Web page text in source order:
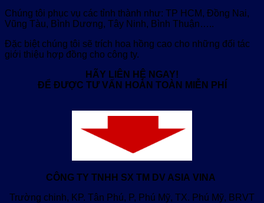
Chúng tôi phục vụ các tỉnh thành như: TP HCM, Đồng Nai,
Vũng Tàu, Bình Dương, Tây Ninh, Bình Thuận…..
Đặc biệt chúng tôi sẽ trích hoa hồng cao cho những đối tác
giới thiệu hợp đồng cho công ty.
HÃY LIÊN HỆ NGAY!
ĐỂ ĐƯỢC TƯ VẤN HOÀN TOÀN MIỄN PHÍ
CÔNG TY TNHH SX TM DV ASIA VINA
Trường chinh, KP. Tân Phú, P, Phú Mỹ, TX. Phú Mỹ, BRVT